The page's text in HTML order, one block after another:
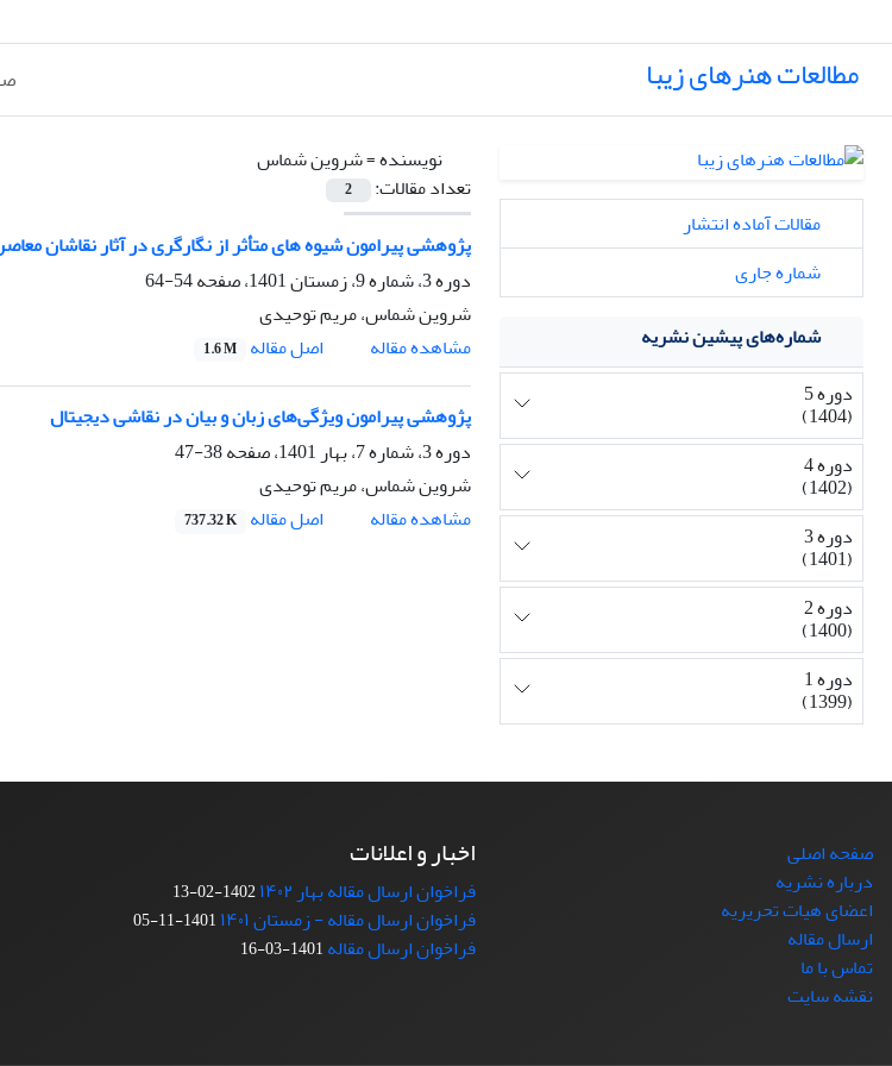
مطالعات هنرهای زیبا
نویسنده =شروین شماس
تعداد مقالات:
2
پژوهشی پیرامون شیوه های متأثر از نگارگری در آثار نقاشان
دوره 3، شماره 9، زمستان 1401، صفحه
54-64
شروین شماس، مریم توحیدی
مشاهده مقاله
اصل مقاله 1.6 M
پژوهشی پیرامون ویژگی‌ها‌ی زبان و بیان در نقاشی دیجیتال
دوره 3، شماره 7، بهار 1401، صفحه
38-47
شروین شماس، مریم توحیدی
مشاهده مقاله
اصل مقاله 737.32 K
مقالات آماده انتشار
شماره جاری
شماره‌های پیشین نشریه
دوره 5
(1404)
دوره 4
(1402)
دوره 3
(1401)
دوره 2
(1400)
دوره 1
(1399)
صفحه اصلی
درباره نشریه
اعضای هیات تحریریه
ارسال مقاله
تماس با ما
نقشه سایت
اخبار و اعلانات
فراخوان ارسال مقاله بهار ۱۴۰۲ 1402-02-13
فراخوان ارسال مقاله - زمستان ۱۴۰۱ 1401-11-05
فراخوان ارسال مقاله1401-03-16